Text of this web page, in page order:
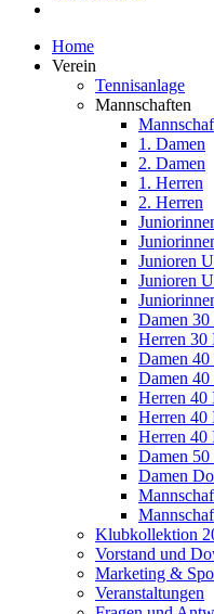
Home
Verein
Tennisanlage
Mannschaften
1. Damen
2. Damen
1. Herren
2. Herren
Junioren
Junioren
Damen 30
Herren 30
Damen 40
Damen
Herren 40
Herren 40
Herren 40
Damen 50
Damen
Klubkollektion
Vorstand und
Marketing &
Veranstaltungen